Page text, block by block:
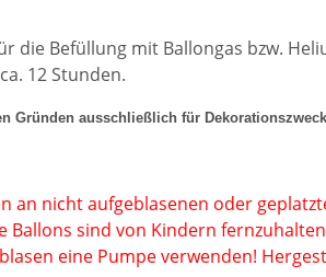
die Befüllung mit Ballongas bzw.
12 Stunden.
Gründen ausschließlich für
an nicht aufgeblasenen oder
sind von Kindern
eine Pumpe verwenden!